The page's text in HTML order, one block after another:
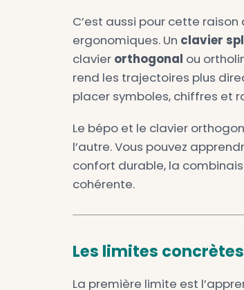
Sur les retours
après adaptation,
quotidienne sont
quelqu’un qui tape
En pratique, le gain
plutôt :
dactylographie